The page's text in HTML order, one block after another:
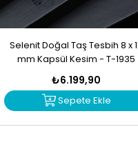
Selenit Doğal Taş Tesbih 8 x
mm Kapsül Kesim - T-1935
₺6.199,90
Sepete Ekle